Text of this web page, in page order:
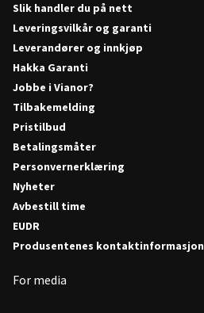
Slik handler du på nett
Leveringsvilkår og garanti
Leverandører og innkjøp
Hakka Garanti
Jobbe i Vianor?
Tilbakemelding
Pristilbud
Betalingsmåter
Personvernerklæring
Nyheter
Avbestill time
EUDR
Produsentenes kontaktinformasjon
For media